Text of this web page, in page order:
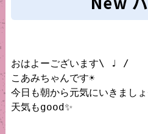
おはよーございます\ ♩ /
こあみちゃんです☀️
今日も朝から元気にいきまし
天気もgood✨